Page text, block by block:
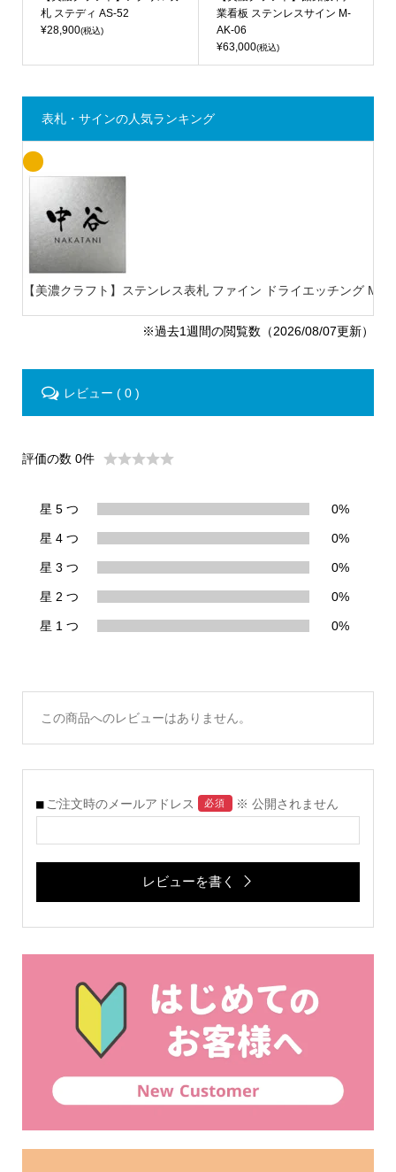
札 ステディ AS-52
¥28,900(税込)
業看板 ステンレスサイン M-
AK-06
¥63,000(税込)
表札・サインの人気ランキング
【美濃クラフト】ステンレス表札 ファイン ドライエッチング MB-
※過去1週間の閲覧数（2026/08/07更新）
レビュー ( 0 )
評価の数 0件
星 5 つ 0%
星 4 つ 0%
星 3 つ 0%
星 2 つ 0%
星 1 つ 0%
この商品へのレビューはありません。
ご注文時のメールアドレス 必須 ※ 公開されません
レビューを書く